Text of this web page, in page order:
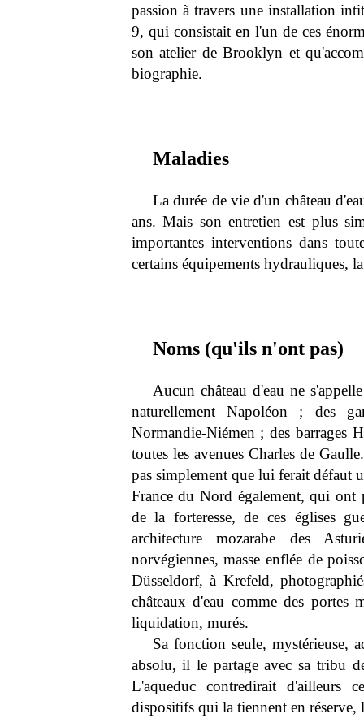
passion à travers une installation
9, qui consistait en l'un de ces
son atelier de Brooklyn et
biographie.
Maladies
La durée de vie d'un château
ans. Mais son entretien est plus
importantes interventions dans
certains équipements hydrauliques,
Noms (qu'ils n'ont pas)
Aucun château d'eau ne
naturellement Napoléon ; des
Normandie-Niémen ; des barrages
toutes les avenues Charles de
pas simplement que lui ferait défaut
France du Nord également, qui
de la forteresse, de ces églises
architecture mozarabe des
norvégiennes, masse enflée de
Düsseldorf, à Krefeld,
châteaux d'eau comme des portes
liquidation, murés.
Sa fonction seule, mystérieuse,
absolu, il le partage avec sa tribu
L'aqueduc contredirait d'ailleurs
dispositifs qui la tiennent en